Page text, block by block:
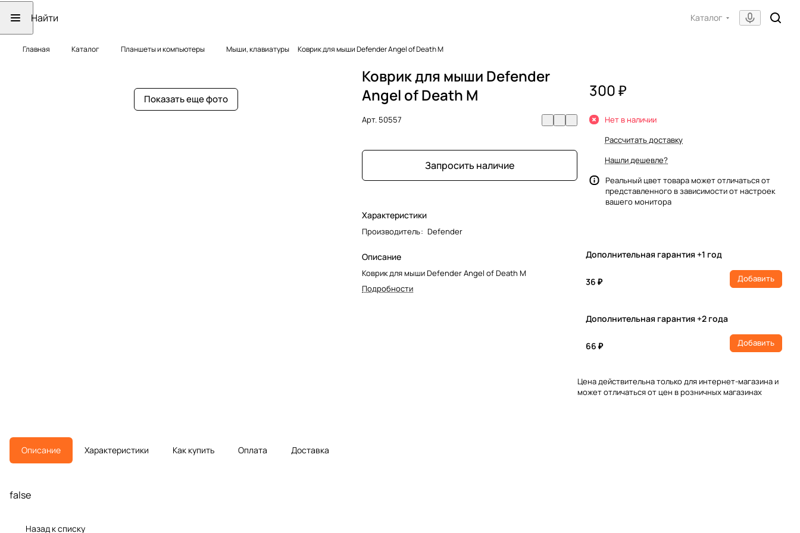
Каталог
Главная Каталог Планшеты и компьютеры Мыши, клавиатуры Коврик для мыши Defender Angel of Death M
Показать еще фото
Коврик для мыши Defender
Angel of Death M
Арт. 50557
Запросить наличие
Характеристики
Производитель: Defender
Описание
Коврик для мыши Defender Angel of Death M
Подробности
300 ₽
Нет в наличии
Рассчитать доставку
Нашли дешевле?
Реальный цвет товара может отличаться от
представленного в зависимости от настроек
вашего монитора
Дополнительная гарантия +1 год
36 ₽ Добавить
Дополнительная гарантия +2 года
66 ₽ Добавить
Цена действительна только для интернет-магазина и
может отличаться от цен в розничных магазинах
Описание Характеристики Как купить Оплата Доставка
false
Назад к списку